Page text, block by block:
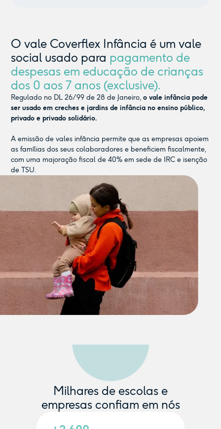
O vale Coverflex Infância é um vale
social usado para pagamento de
despesas em educação de crianças
dos 0 aos 7 anos (exclusive).
Regulado no DL 26/99 de 28 de Janeiro,o vale infância pode
ser usado em creches e jardins de infância no ensino público,
privado e privado solidário.
A emissão de vales infância permite que as empresas apoiem
as famílias dos seus colaboradores e beneficiem fiscalmente,
com uma majoração fiscal de 40% em sede de IRC e isenção
de TSU.
Milhares de escolas e
empresas confiam em nós